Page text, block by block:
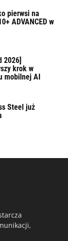
pierwsi na
ADVANCED w
2026]
krok w
mobilnej AI
Steel już